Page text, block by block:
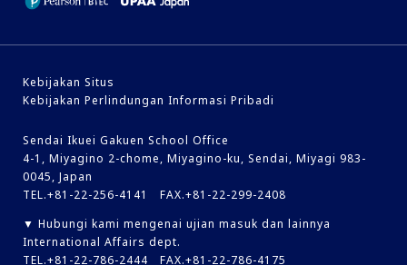
Kebijakan Situs
Kebijakan Perlindungan Informasi Pribadi
Sendai Ikuei Gakuen School Office
4-1, Miyagino 2-chome, Miyagino-ku, Sendai, Miyagi 983-
0045, Japan
TEL.+81-22-256-4141 FAX.+81-22-299-2408
▼ Hubungi kami mengenai ujian masuk dan lainnya
International Affairs dept.
TEL.+81-22-786-2444 FAX.+81-22-786-4175